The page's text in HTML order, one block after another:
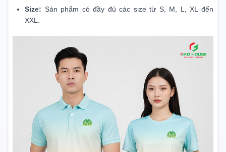
Size: Sản phẩm có đầy đủ các size từ S, M, L, XL đến
XXL.